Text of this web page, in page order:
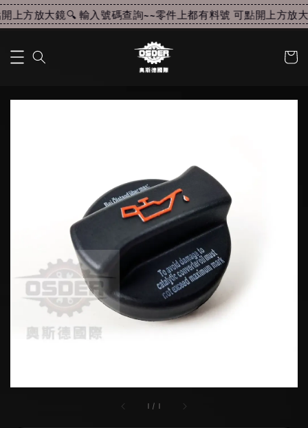
上方放大鏡🔍 輸入號碼查詢~~零件上都有料號 可點開上方放大
1 / 1